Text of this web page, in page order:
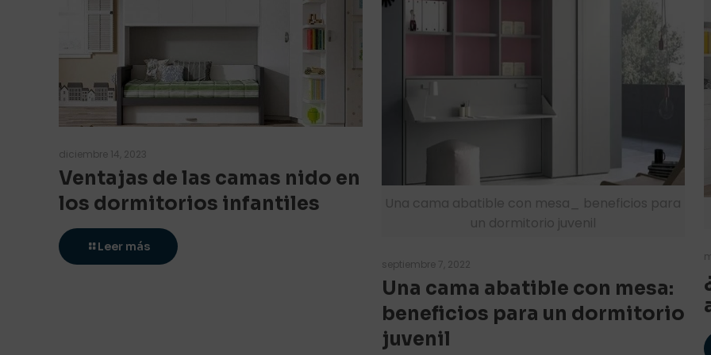
diciembre 14, 2023
Ventajas de las camas nido en
los dormitorios infantiles
Leer más
Una cama abatible con mesa_ beneficios para
un dormitorio juvenil
septiembre 7, 2022
Una cama abatible con mesa:
beneficios para un dormitorio
juvenil